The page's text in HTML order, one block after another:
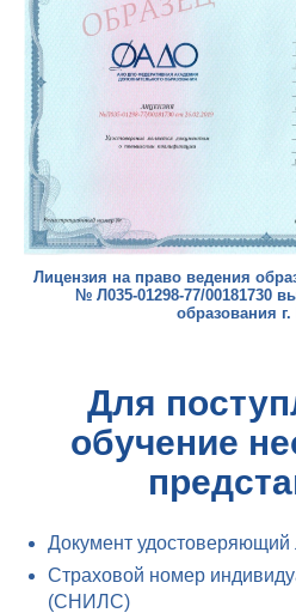
Лицензия на право ведения
№ Л035-01298-77/00181730
образования
Для
обучение
Документ удостоверяющий
Страховой номер
(СНИЛС)